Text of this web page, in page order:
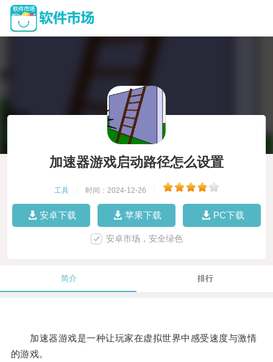
加速器游戏启动路径怎么设置
工具 时间：2024-12-26
安卓下载 苹果下载 PC下载
安卓市场，安全绿色
简介 排行
加速器游戏是一种让玩家在虚拟世界中感受速度与激情
的游戏。